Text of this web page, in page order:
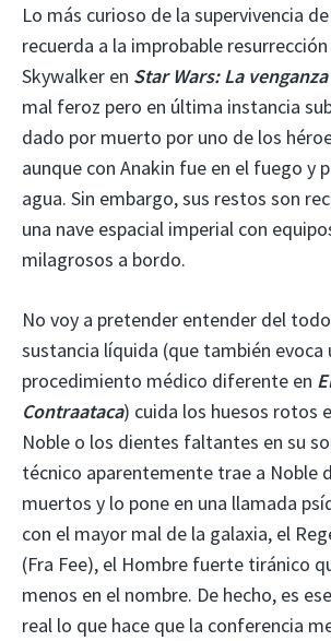
Lo más curioso de la supervivencia
recuerda a la improbable
Skywalker en Star Wars: La
mal feroz pero en última instancia
dado por muerto por uno de los
aunque con Anakin fue en el fuego y
agua. Sin embargo, sus restos son
una nave espacial imperial con
milagrosos a bordo.
No voy a pretender entender del
sustancia líquida (que también evoca
procedimiento médico diferente en
Contraataca) cuida los huesos rotos
Noble o los dientes faltantes en su
técnico aparentemente trae a Noble
muertos y lo pone en una llamada
con el mayor mal de la galaxia, el
(Fra Fee), el Hombre fuerte tiránico
menos en el nombre. De hecho, es
real lo que hace que la conferencia